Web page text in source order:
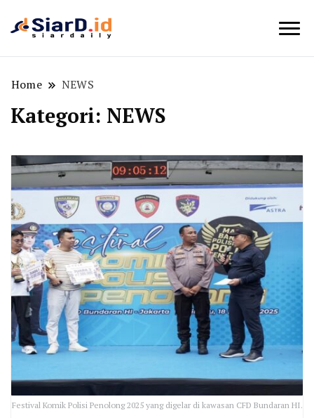
Home NEWS
Kategori: NEWS
Festival Komik Polisi Penolong 2025 yang digelar di kawasan CFD Bundaran HI.